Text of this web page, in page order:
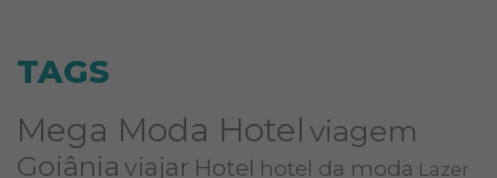
TAGS
Mega Moda Hotel viagem
Goiânia viajar Hotel hotel da moda Lazer